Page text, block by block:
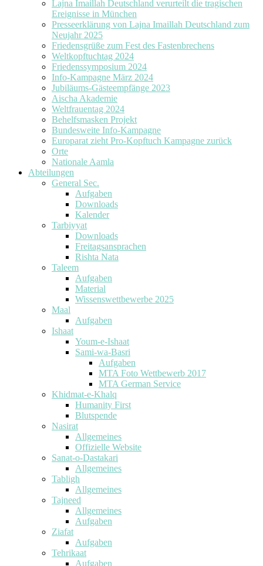
Lajna Imaillah Deutschland verurteilt die tragischen
Ereignisse in München
Presseerklärung von Lajna Imaillah Deutschland zum
Neujahr 2025
Friedensgrüße zum Fest des Fastenbrechens
Weltkopftuchtag 2024
Friedenssymposium 2024
Info-Kampagne März 2024
Jubiläums-Gästeempfänge 2023
Aischa Akademie
Weltfrauentag 2024
Behelfsmasken Projekt
Bundesweite Info-Kampagne
Europarat zieht Pro-Kopftuch Kampagne zurück
Orte
Nationale Aamla
Abteilungen
General Sec.
Aufgaben
Downloads
Kalender
Tarbiyyat
Downloads
Freitagsansprachen
Rishta Nata
Taleem
Aufgaben
Material
Wissenswettbewerbe 2025
Maal
Aufgaben
Ishaat
Youm-e-Ishaat
Sami-wa-Basri
Aufgaben
MTA Foto Wettbewerb 2017
MTA German Service
Khidmat-e-Khalq
Humanity First
Blutspende
Nasirat
Allgemeines
Offizielle Website
Sanat-o-Dastakari
Allgemeines
Tabligh
Allgemeines
Tajneed
Allgemeines
Aufgaben
Ziafat
Aufgaben
Tehrikaat
Aufgaben